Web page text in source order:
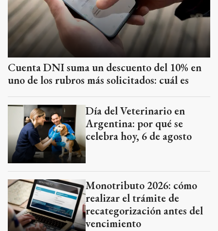
Cuenta DNI suma un descuento del 10% en
uno de los rubros más solicitados: cuál es
Día del Veterinario en
Argentina: por qué se
celebra hoy, 6 de agosto
Monotributo 2026: cómo
realizar el trámite de
recategorización antes del
vencimiento